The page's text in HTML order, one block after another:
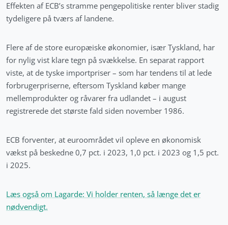
Effekten af ECB’s stramme pengepolitiske renter bliver stadig
tydeligere på tværs af landene.
Flere af de store europæiske økonomier, især Tyskland, har
for nylig vist klare tegn på svækkelse. En separat rapport
viste, at de tyske importpriser – som har tendens til at lede
forbrugerpriserne, eftersom Tyskland køber mange
mellemprodukter og råvarer fra udlandet – i august
registrerede det største fald siden november 1986.
ECB forventer, at euroområdet vil opleve en økonomisk
vækst på beskedne 0,7 pct. i 2023, 1,0 pct. i 2023 og 1,5 pct.
i 2025.
Læs også om Lagarde: Vi holder renten, så længe det er
nødvendigt.